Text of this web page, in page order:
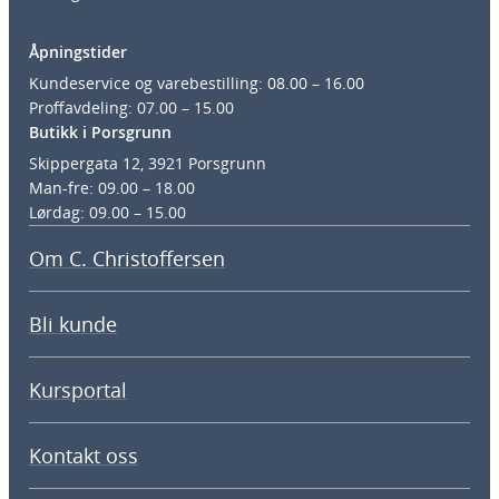
Åpningstider
Kundeservice og varebestilling: 08.00 – 16.00
Proffavdeling: 07.00 – 15.00
Butikk i Porsgrunn
Skippergata 12, 3921 Porsgrunn
Man-fre: 09.00 – 18.00
Lørdag: 09.00 – 15.00
Om C. Christoffersen
Bli kunde
Kursportal
Kontakt oss